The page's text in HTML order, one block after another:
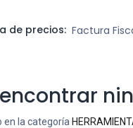
de precios: Factura
en la categoría